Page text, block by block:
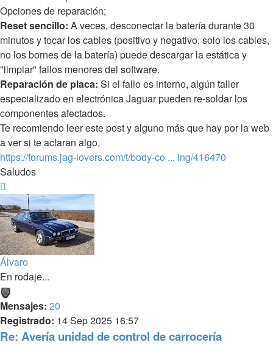
Opciones de reparación;
Reset sencillo: A veces, desconectar la batería durante 30
minutos y tocar los cables (positivo y negativo, solo los cables,
no los bornes de la batería) puede descargar la estática y
"limpiar" fallos menores del software.
Reparación de placa: Si el fallo es interno, algún taller
especializado en electrónica Jaguar pueden re-soldar los
componentes afectados.
Te recomiendo leer este post y alguno más que hay por la web
a ver si te aclaran algo.
https://forums.jag-lovers.com/t/body-co ... ing/416470
Saludos
Álvaro
En rodaje...
Mensajes: 20
Registrado: 14 Sep 2025 16:57
Re: Avería unidad de control de carrocería